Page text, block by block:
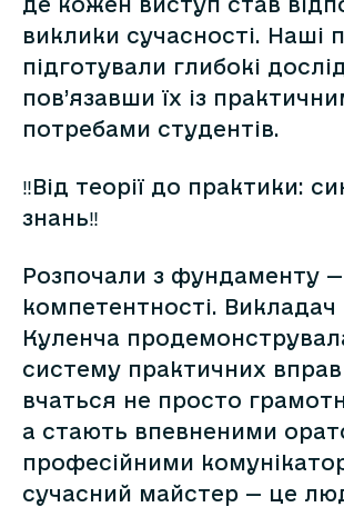
виклики сучасності. Наші
підготували глибокі
пов’язавши їх із
потребами студентів.
‼Від теорії до практики:
знань‼
Розпочали з фундаменту
компетентності. Викладач
Куленча
систему практичних
вчаться не просто
а стають впевненими
професійними
сучасний майстер — це